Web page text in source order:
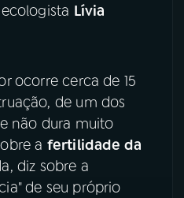
Lívia
ocorre cerca de 15
de um dos
não dura muito
a fertilidade da
diz sobre a
de seu próprio